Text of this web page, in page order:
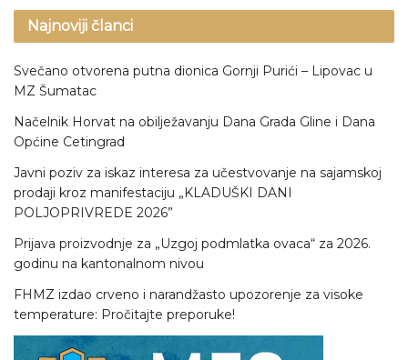
Najnoviji članci
Svečano otvorena putna dionica Gornji Purići – Lipovac u
MZ Šumatac
Načelnik Horvat na obilježavanju Dana Grada Gline i Dana
Općine Cetingrad
Javni poziv za iskaz interesa za učestvovanje na sajamskoj
prodaji kroz manifestaciju „KLADUŠKI DANI
POLJOPRIVREDE 2026”
Prijava proizvodnje za „Uzgoj podmlatka ovaca“ za 2026.
godinu na kantonalnom nivou
FHMZ izdao crveno i narandžasto upozorenje za visoke
temperature: Pročitajte preporuke!